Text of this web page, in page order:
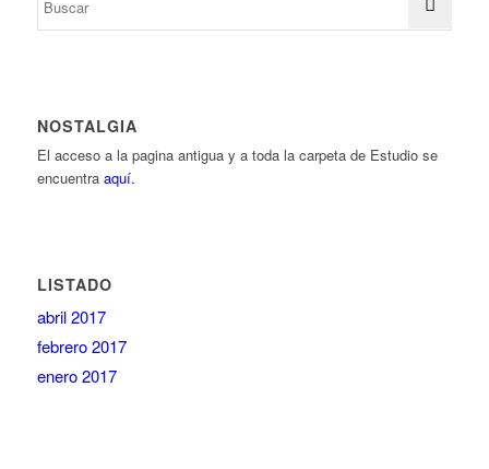
NOSTALGIA
El acceso a la pagina antigua y a toda la carpeta de Estudio se
encuentra aquí.
LISTADO
abril 2017
febrero 2017
enero 2017